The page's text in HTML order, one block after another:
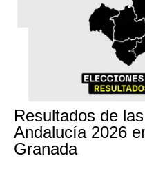
Resultados de
Andalucía 2026
Granada